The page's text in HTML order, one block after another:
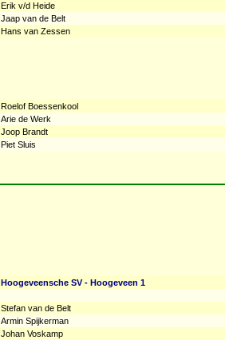
Erik v/d Heide
Jaap van de Belt
Hans van Zessen
Roelof Boessenkool
Arie de Werk
Joop Brandt
Piet Sluis
Hoogeveensche SV - Hoogeveen 1
Stefan van de Belt
Armin Spijkerman
Johan Voskamp